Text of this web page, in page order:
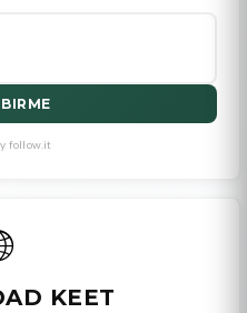
follow.it
KEET